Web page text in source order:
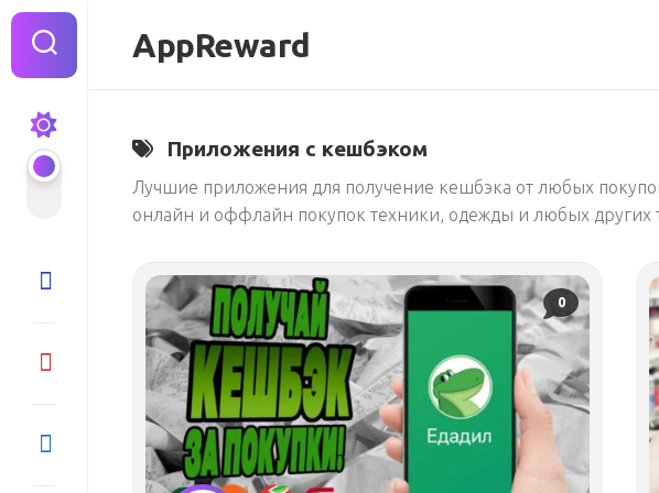
Перейти
содержанию
AppReward
Приложения с кешбэком
Лучшие приложения для получение кешбэка от любых
онлайн и оффлайн покупок техники, одежды и любых других
0